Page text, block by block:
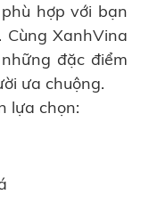
hợp với bạn
XanhVina
đặc điểm
ưa chuộng.
lựa chọn: